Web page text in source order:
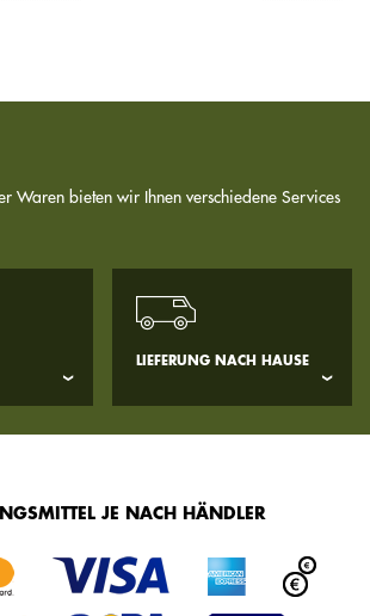
Waren bieten wir Ihnen verschiedene Services
LIEFERUNG NACH HAUSE
JE NACH HÄNDLER